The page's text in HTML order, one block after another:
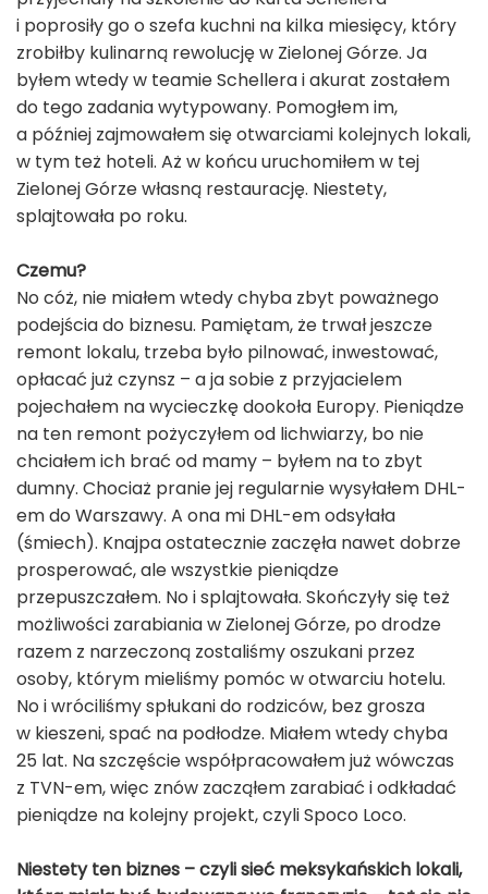
i poprosiły go o szefa kuchni na kilka miesięcy, który
zrobiłby kulinarną rewolucję w Zielonej Górze. Ja
byłem wtedy w teamie Schellera i akurat zostałem
do tego zadania wytypowany. Pomogłem im,
a później zajmowałem się otwarciami kolejnych lokali,
w tym też hoteli. Aż w końcu uruchomiłem w tej
Zielonej Górze własną restaurację. Niestety,
splajtowała po roku.
Czemu?
No cóż, nie miałem wtedy chyba zbyt poważnego
podejścia do biznesu. Pamiętam, że trwał jeszcze
remont lokalu, trzeba było pilnować, inwestować,
opłacać już czynsz – a ja sobie z przyjacielem
pojechałem na wycieczkę dookoła Europy. Pieniądze
na ten remont pożyczyłem od lichwiarzy, bo nie
chciałem ich brać od mamy – byłem na to zbyt
dumny. Chociaż pranie jej regularnie wysyłałem DHL-
em do Warszawy. A ona mi DHL-em odsyłała
(śmiech). Knajpa ostatecznie zaczęła nawet dobrze
prosperować, ale wszystkie pieniądze
przepuszczałem. No i splajtowała. Skończyły się też
możliwości zarabiania w Zielonej Górze, po drodze
razem z narzeczoną zostaliśmy oszukani przez
osoby, którym mieliśmy pomóc w otwarciu hotelu.
No i wróciliśmy spłukani do rodziców, bez grosza
w kieszeni, spać na podłodze. Miałem wtedy chyba
25 lat. Na szczęście współpracowałem już wówczas
z TVN-em, więc znów zacząłem zarabiać i odkładać
pieniądze na kolejny projekt, czyli Spoco Loco.
Niestety ten biznes – czyli sieć meksykańskich lokali,